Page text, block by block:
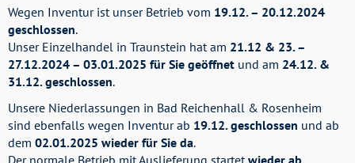
Wegen Inventur ist unser Betrieb vom 19.12. – 20.12.2024
geschlossen.
Unser Einzelhandel in Traunstein hat am 21.12 & 23. –
27.12.2024 – 03.01.2025 für Sie geöffnet und am 24.12. &
31.12. geschlossen.
Unsere Niederlassungen in Bad Reichenhall & Rosenheim
sind ebenfalls wegen Inventur ab 19.12. geschlossen und ab
dem 02.01.2025 wieder für Sie da.